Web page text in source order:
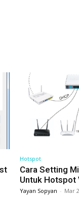
Hotspot
Cara Setting
Untuk Hotspot
Yayan Sopyan - Mar